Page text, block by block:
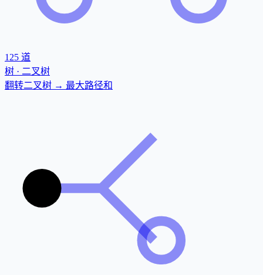
125 道
树 · 二叉树
翻转二叉树 → 最大路径和